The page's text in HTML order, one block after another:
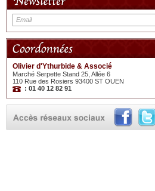
Olivier d'Ythurbide & Associé
Marché Serpette Stand 25, Allée 6
110 Rue des Rosiers 93400 ST OUEN
: 01 40 12 82 91